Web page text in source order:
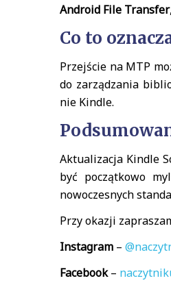
Android File Transfer
Co to
Przejście na MTP
do zarządzania
nie Kindle.
Aktualizacja Kindle
być początkowo
nowoczesnych
Przy okazji
Instagram –
Facebook–